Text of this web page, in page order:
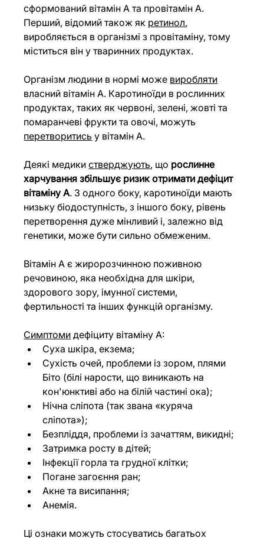
сформований вітамін А та провітамін А.
Перший, відомий також як ретинол,
виробляється в організмі з провітаміну, тому
міститься він у тваринних продуктах.
Організм людини в нормі може виробляти
власний вітамін А. Каротиноїди в рослинних
продуктах, таких як червоні, зелені, жовті та
помаранчеві фрукти та овочі, можуть
перетворитись у вітамін А.
Деякі медики стверджують, що рослинне
харчування збільшує ризик отримати дефіцит
вітаміну А. З одного боку, каротиноїди мають
низьку біодоступність, з іншого боку, рівень
перетворення дуже мінливий і, залежно від
генетики, може бути сильно обмеженим.
Вітамін А є жиророзчинною поживною
речовиною, яка необхідна для шкіри,
здорового зору, імунної системи,
фертильності та інших функцій організму.
Симптоми дефіциту вітаміну А:
Суха шкіра, екзема;
Сухість очей, проблеми із зором, плями
Біто (білі нарости, що виникають на
кон'юнктиві або на білій частині ока);
Нічна сліпота (так звана «куряча
сліпота»);
Безпліддя, проблеми із зачаттям, викидні;
Затримка росту в дітей;
Інфекції горла та грудної клітки;
Погане загоєння ран;
Акне та висипання;
Анемія.
Ці ознаки можуть стосуватись багатьох